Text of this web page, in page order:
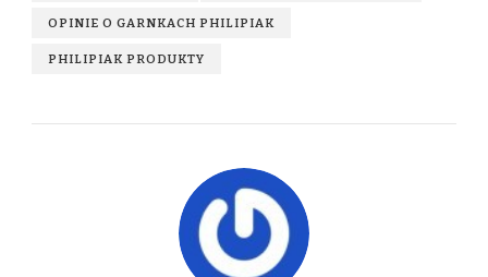
OPINIE O GARNKACH PHILIPIAK
PHILIPIAK PRODUKTY